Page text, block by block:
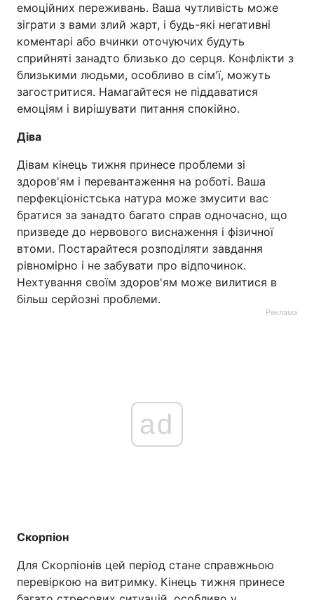
емоційних переживань. Ваша чутливість може
зіграти з вами злий жарт, і будь-які негативні
коментарі або вчинки оточуючих будуть
сприйняті занадто близько до серця. Конфлікти з
близькими людьми, особливо в сім'ї, можуть
загостритися. Намагайтеся не піддаватися
емоціям і вирішувати питання спокійно.
Діва
Дівам кінець тижня принесе проблеми зі
здоров'ям і перевантаження на роботі. Ваша
перфекціоністська натура може змусити вас
братися за занадто багато справ одночасно, що
призведе до нервового виснаження і фізичної
втоми. Постарайтеся розподіляти завдання
рівномірно і не забувати про відпочинок.
Нехтування своїм здоров'ям може вилитися в
більш серйозні проблеми.
Реклама
ad
Скорпіон
Для Скорпіонів цей період стане справжньою
перевіркою на витримку. Кінець тижня принесе